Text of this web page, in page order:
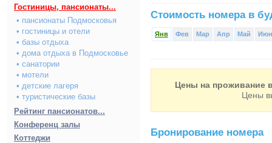
Гостиницы, пансионаты...
• пансионаты Подмосковья
• гостиницы и отели
• базы отдыха
• дома отдыха в Подмосковье
• санатории
• мотели
• детские лагеря
• туристические базы
Рейтинг пансионатов...
Конференц залы
Коттеджи
Стоимость номера в
Янв Фев Мар Апр Май Июн
Цены на проживание
Цены
Бронирование номера